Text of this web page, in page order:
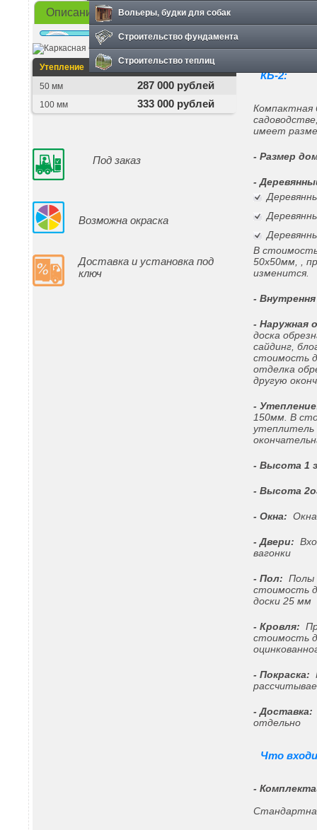
Вольеры, будки для собак
Строительство фундамента
Строительство теплиц
Описание
Утепление
Цена изделия
50 мм
287 000 рублей
100 мм 333 000 рублей
Под заказ
Возможна окраска
Доставка и установка под
ключ
КБ-2:
Компактная
имеет
- Размер
-
В стоимость
50х50мм, ,
изменится.
-
- Наружная
доска
сайдинг,
стоимость
отделка
другую
-
150мм. В
- Высота 1
- Высота
- Окна:
- Двери:
вагонки
- Пол: Полы
стоимость
доски 25 мм
- Кровля:
стоимость
- Покраска:
- Доставка:
отдельно
Что
-
Фотографии